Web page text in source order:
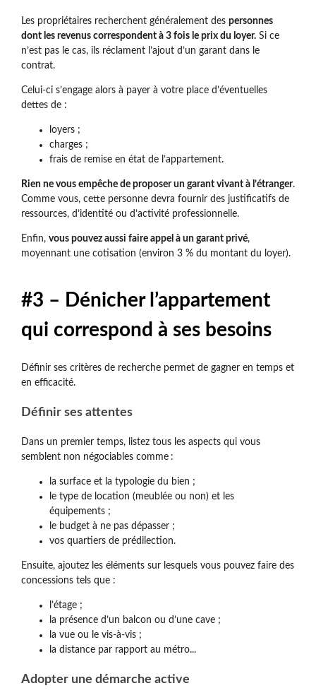
Les propriétaires recherchent généralement des personnes
dont les revenus correspondent à 3 fois le prix du loyer. Si ce
n’est pas le cas, ils réclament l’ajout d’un garant dans le
contrat.
Celui-ci s’engage alors à payer à votre place d’éventuelles
dettes de :
loyers ;
charges ;
frais de remise en état de l’appartement.
Rien ne vous empêche de proposer un garant vivant à l’étranger.
Comme vous, cette personne devra fournir des justificatifs de
ressources, d’identité ou d’activité professionnelle.
Enfin, vous pouvez aussi faire appel à un garant privé,
moyennant une cotisation (environ 3 % du montant du loyer).
#3 – Dénicher l’appartement
qui correspond à ses besoins
Définir ses critères de recherche permet de gagner en temps et
en efficacité.
Définir ses attentes
Dans un premier temps, listez tous les aspects qui vous
semblent non négociables comme :
la surface et la typologie du bien ;
le type de location (meublée ou non) et les
équipements ;
le budget à ne pas dépasser ;
vos quartiers de prédilection.
Ensuite, ajoutez les éléments sur lesquels vous pouvez faire des
concessions tels que :
l’étage ;
la présence d’un balcon ou d’une cave ;
la vue ou le vis-à-vis ;
la distance par rapport au métro...
Adopter une démarche active